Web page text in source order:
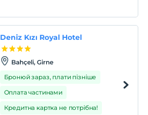
Deniz Kızı Royal Hotel
Bahçeli, Girne
Бронюй зараз, плати пізніше
Оплата частинами
Кредитна картка не потрібна!